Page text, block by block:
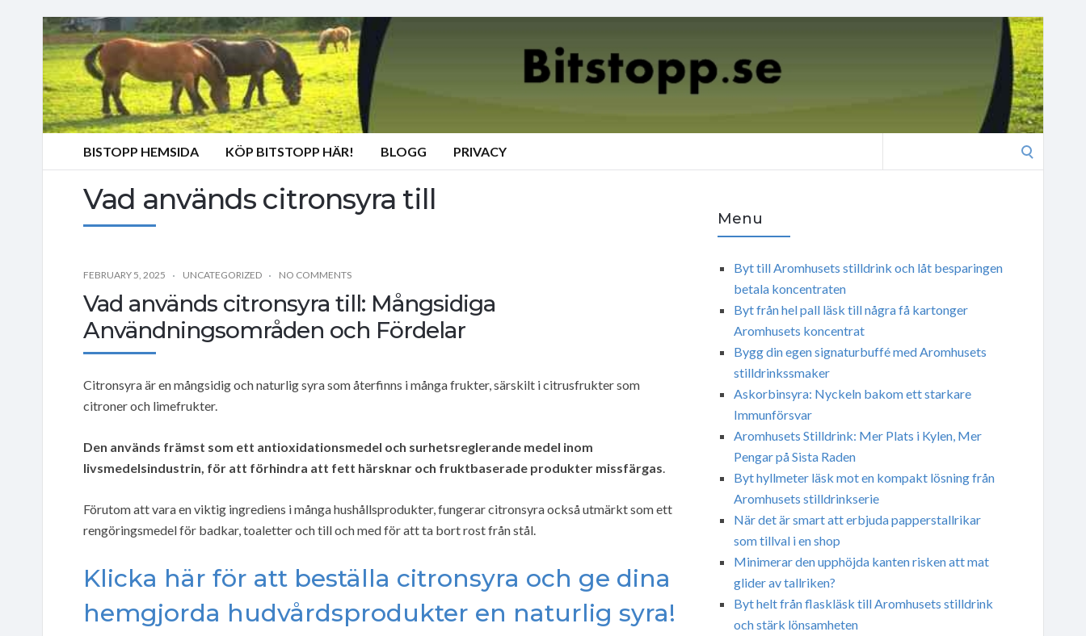
BISTOPP HEMSIDA KÖP BITSTOPP HÄR! BLOGG PRIVACY
Vad används citronsyra till
FEBRUARY 5, 2025 UNCATEGORIZED NO COMMENTS
Vad används citronsyra till: Mångsidiga
Användningsområden och Fördelar
Citronsyra är en mångsidig och naturlig syra som återfinns i många frukter, särskilt i citrusfrukter som
citroner och limefrukter.
Den används främst som ett antioxidationsmedel och surhetsreglerande medel inom
livsmedelsindustrin, för att förhindra att fett härsknar och fruktbaserade produkter missfärgas.
Förutom att vara en viktig ingrediens i många hushållsprodukter, fungerar citronsyra också utmärkt som ett
rengöringsmedel för badkar, toaletter och till och med för att ta bort rost från stål.
Klicka här för att beställa citronsyra och ge dina
hemgjorda hudvårdsprodukter en naturlig syra!
Menu
Byt till Aromhusets stilldrink och låt besparingen
betala koncentraten
Byt från hel pall läsk till några få kartonger
Aromhusets koncentrat
Bygg din egen signaturbuffé med Aromhusets
stilldrinkssmaker
Askorbinsyra: Nyckeln bakom ett starkare
Immunförsvar
Aromhusets Stilldrink: Mer Plats i Kylen, Mer
Pengar på Sista Raden
Byt hyllmeter läsk mot en kompakt lösning från
Aromhusets stilldrinkserie
När det är smart att erbjuda papperstallrikar
som tillval i en shop
Minimerar den upphöjda kanten risken att mat
glider av tallriken?
Byt helt från flaskläsk till Aromhusets stilldrink
och stärk lönsamheten